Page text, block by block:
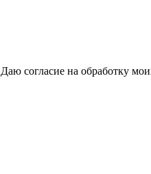
Даю согласие на обработку